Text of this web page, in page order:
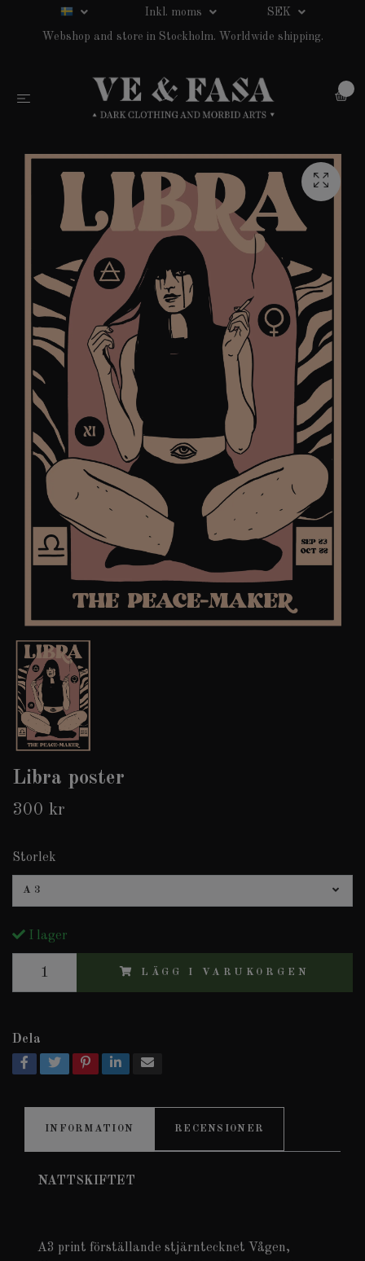
Inkl. moms SEK
Webshop and store in Stockholm. Worldwide shipping.
Libra poster
300 kr
Storlek
A3
I lager
LÄGG I VARUKORGEN
Dela
INFORMATION RECENSIONER
NATTSKIFTET
A3 print förställande stjärntecknet Vågen,